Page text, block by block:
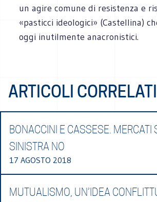
un agire comune di resistenza e
«pasticci ideologici» (Castellina)
oggi inutilmente anacronistici.
ARTICOLI CORRELATI
BONACCINI E CASSESE. MERCATI
SINISTRA NO
17 AGOSTO 2018
MUTUALISMO, UN’IDEA